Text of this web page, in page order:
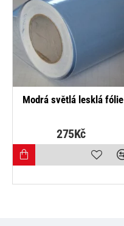
Modrá světlá lesklá fólie
275Kč